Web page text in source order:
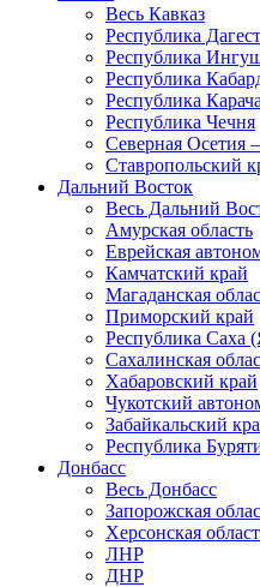
Весь Кавказ
Республика
Республика
Республика
Республика
Республика Чечня
Северная Осетия
Ставропольский
Дальний Восток
Весь Дальний
Амурская область
Еврейская
Камчатский край
Магаданская
Приморский край
Республика Саха
Сахалинская
Хабаровский край
Чукотский
Забайкальский
Республика
Донбасс
Весь Донбасс
Запорожская
Херсонская
ЛНР
ДНР